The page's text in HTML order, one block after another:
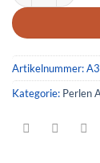
Artikelnummer:
Kategorie: Perlen